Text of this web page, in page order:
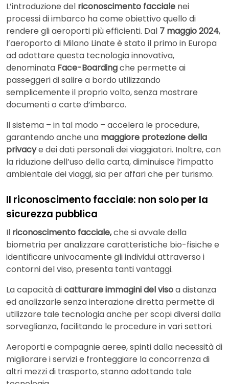
L’introduzione del riconoscimento facciale nei
processi di imbarco ha come obiettivo quello di
rendere gli aeroporti più efficienti. Dal 7 maggio 2024,
l’aeroporto di Milano Linate è stato il primo in Europa
ad adottare questa tecnologia innovativa,
denominata Face-Boardingche permette ai
passeggeri di salire a bordo utilizzando
semplicemente il proprio volto, senza mostrare
documenti o carte d’imbarco.
Il sistema – in tal modo – accelera le procedure,
garantendo anche una maggiore protezione della
privacye dei dati personali dei viaggiatori. Inoltre, con
la riduzione dell’uso della carta, diminuisce l’impatto
ambientale dei viaggi, sia per affari che per turismo.
Il riconoscimento facciale: non solo per la
sicurezza pubblica
Il riconoscimento facciale,che si avvale della
biometria per analizzare caratteristiche bio-fisiche e
identificare univocamente gli individui attraverso i
contorni del viso, presenta tanti vantaggi.
La capacità dicatturare immagini del visoa distanza
ed analizzarle senza interazione diretta permette di
utilizzare tale tecnologia anche per scopi diversi dalla
sorveglianza, facilitando le procedure in vari settori.
Aeroporti e compagnie aeree, spinti dalla necessità di
migliorare i servizi e fronteggiare la concorrenza di
altri mezzi di trasporto, stanno adottando tale